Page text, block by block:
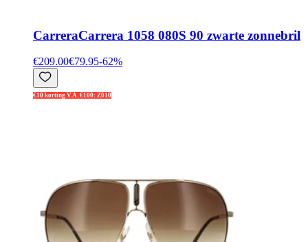
CarreraCarrera 1058 080S 90 zwarte zonnebril
€209.00€79.95-62%
€10 korting V.A. €100: Z010